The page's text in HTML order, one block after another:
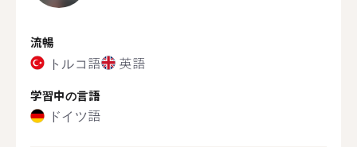
流暢
トルコ語 英語
学習中の言語
ドイツ語